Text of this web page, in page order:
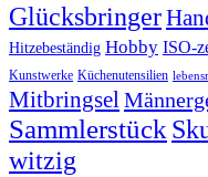
Glücksbringer
Hitzebeständig Hobby ISO-
Kunstwerke Küchenutensilien
Mitbringsel
Sammlerstück
witzig